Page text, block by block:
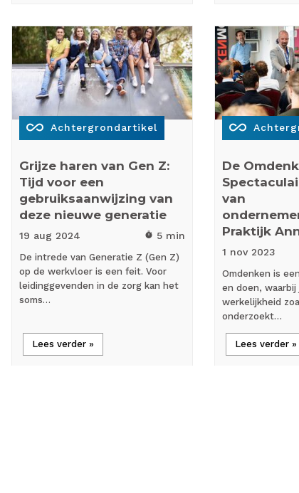
all_inclusive Achtergrondartikel
Grijze haren van Gen Z:
Tijd voor een
gebruiksaanwijzing van
deze nieuwe generatie
19 aug 2024 timer 5 min
De intrede van Generatie Z (Gen Z)
op de werkvloer is een feit. Voor
leidinggevenden in de zorg kan het
soms…
Lees verder »
all_inclusive
De
van
Praktijk
1 nov 2023
Omdenken is
en doen,
werkelijkheid
onderzoekt…
Lees verder »